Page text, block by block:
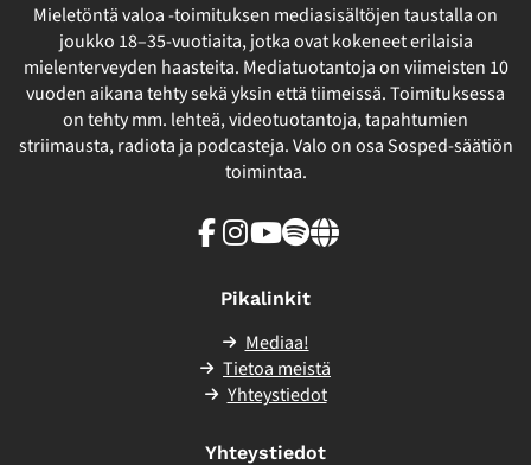
Mieletöntä valoa -toimituksen mediasisältöjen taustalla on
joukko 18–35-vuotiaita, jotka ovat kokeneet erilaisia
mielenterveyden haasteita. Mediatuotantoja on viimeisten 10
vuoden aikana tehty sekä yksin että tiimeissä. Toimituksessa
on tehty mm. lehteä, videotuotantoja, tapahtumien
striimausta, radiota ja podcasteja. Valo on osa Sosped-säätiön
toimintaa.
Facebook
Instagram
Youtube
SpotifyLinkki
Pikalinkit
Mediaa!
Tietoa meistä
Yhteystiedot
Yhteystiedot